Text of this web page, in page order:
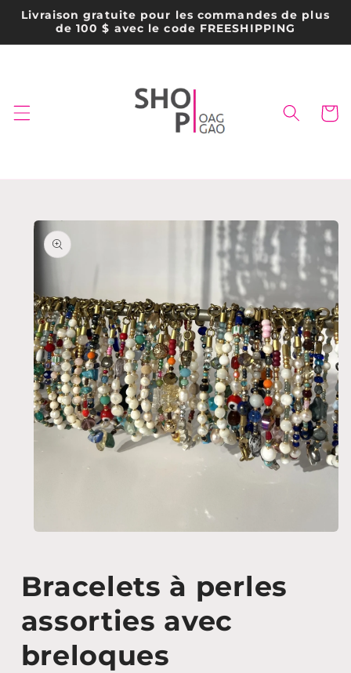
passer
contenu
Livraison gratuite pour les commandes de plus
de 100 $ avec le code FREESHIPPING
Panier
informations
produits
dans
une
modale
Bracelets à perles
assorties avec
breloques